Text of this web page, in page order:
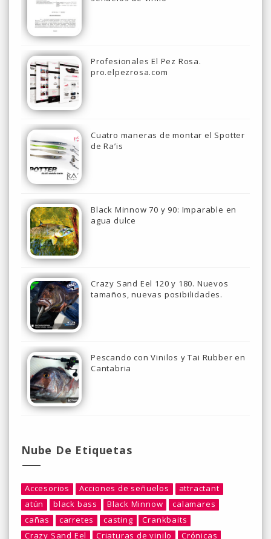
Profesionales El Pez Rosa.
pro.elpezrosa.com
Cuatro maneras de montar el Spotter
de Ra’is
Black Minnow 70 y 90: Imparable en
agua dulce
Crazy Sand Eel 120 y 180. Nuevos
tamaños, nuevas posibilidades.
Pescando con Vinilos y Tai Rubber en
Cantabria
Nube De Etiquetas
Accesorios Acciones de señuelos
attractant
atún
black bass Black Minnow
calamares
cañas
carretes casting
Crankbaits
Crazy Sand Eel
Criaturas de vinilo Crónicas